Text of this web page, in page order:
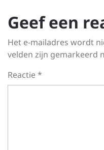
Geef een
Het e-mailadres wordt
velden zijn gemarkeerd
Reactie*